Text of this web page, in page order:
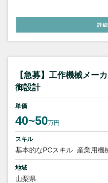
詳
【急募】工作機械メー
御設計
単価
40~50万円
スキル
基本的なPCスキル 産業用機
地域
山梨県